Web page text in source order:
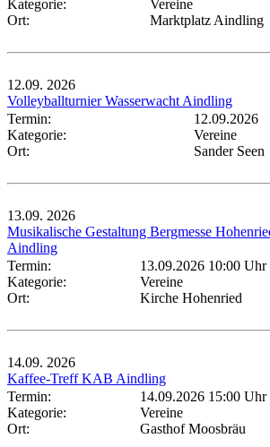
Kategorie:
Vereine
Ort:
Marktplatz Aindling
12.09. 2026
Volleyballturnier Wasserwacht Aindling
Termin:
12.09.2026
Kategorie:
Vereine
Ort:
Sander Seen
13.09. 2026
Musikalische Gestaltung Bergmesse
Aindling
Termin:
13.09.2026 10:00 Uhr
Kategorie:
Vereine
Ort:
Kirche Hohenried
14.09. 2026
Kaffee-Treff KAB Aindling
Termin:
14.09.2026 15:00 Uhr
Kategorie:
Vereine
Ort:
Gasthof Moosbräu